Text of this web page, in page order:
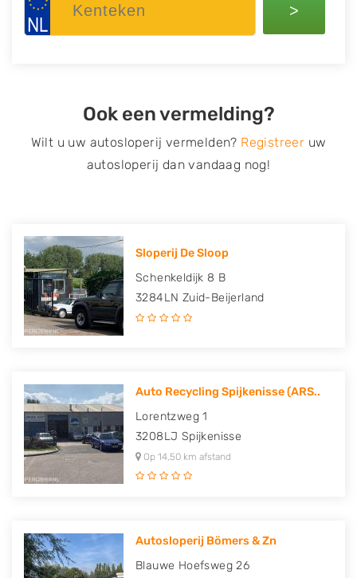
>
Ook een vermelding?
Wilt u uw autosloperij vermelden? Registreer uw
autosloperij dan vandaag nog!
Sloperij De Sloop
Schenkeldijk 8 B
3284LN Zuid-Beijerland
Auto Recycling Spijkenisse (ARS..
Lorentzweg 1
3208LJ Spijkenisse
Op 14,50 km afstand
Autosloperij Bömers & Zn
Blauwe Hoefsweg 26